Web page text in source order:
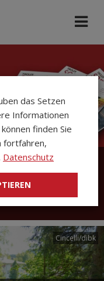
Tiroler
Cincelli/dibk
das Setzen
Informationen
finden Sie
fortfahren,
Datenschutz